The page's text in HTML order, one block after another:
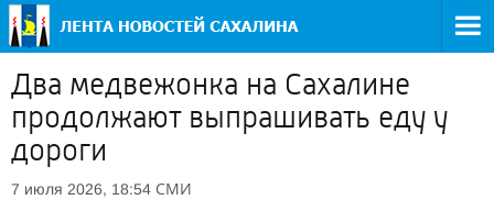
Два медвежонка на Сахалине
продолжают выпрашивать еду у
дороги
7 июля 2026, 18:54 СМИ